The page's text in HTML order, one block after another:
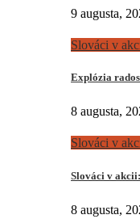
9 augusta,
Slováci v
Explózia
8 augusta,
Slováci v
Slováci v
8 augusta,